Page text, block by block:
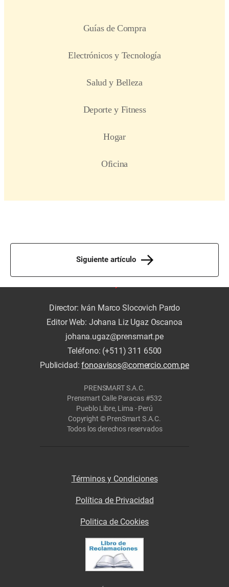
Siguiente artículo
Director: Iván Marco Slocovich Pardo
Editor Web: Johana Liz Ugaz Oscanoa
johana.ugaz@prensmart.pe
Teléfono: (+511) 311 6500
Publicidad:fonoavisos@comercio.com.pe
PRENSMART S.A.C.
Prensmart Calle Paracas #532
Pueblo Libre, Lima - Perú
Copyright © PrenSmart S.A.C.
Todos los derechos reservados
Términos y Condiciones
Política de Privacidad
Politica de Cookies